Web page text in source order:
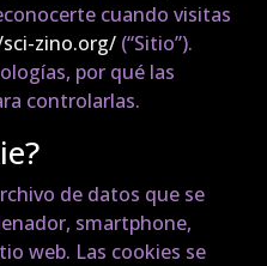
cuando visitas
zino.org/ (“Sitio”).
por qué las
controlarlas.
de datos que se
smartphone,
web. Las cookies se